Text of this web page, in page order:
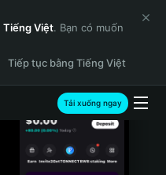
Tiếng Việt. Bạn có muốn
Tiếp tục bằng Tiếng Việt
Tải xuống ngay